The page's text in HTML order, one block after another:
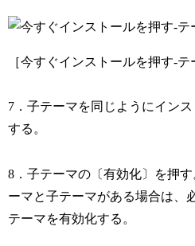
［今すぐインストールを押す-テ
7．子テーマを同じようにイン
する。
8．子テーマの〔有効化〕を押す
ーマと子テーマがある場合は、
テーマを有効化する。